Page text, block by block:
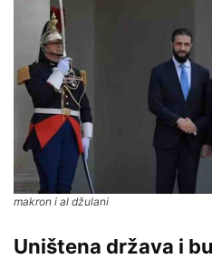
makron i al džulani
Uništena država i